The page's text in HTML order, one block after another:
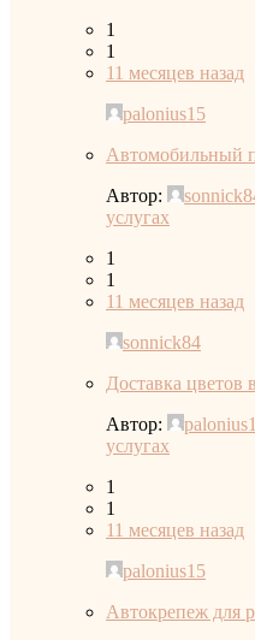
1
1
11 месяцев назад
palonius15
Автомобильный
Автор:
услугах
1
1
11 месяцев назад
sonnick84
Доставка цветов
Автор:
услугах
1
1
11 месяцев назад
palonius15
Автокрепеж для